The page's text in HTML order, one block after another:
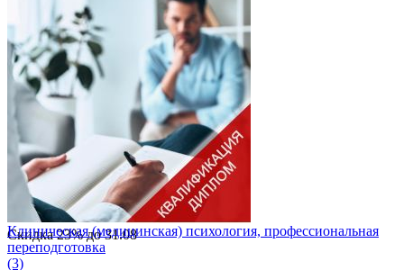
Скидка23%до31.08
Клиническая (медицинская) психология, профессиональная
переподготовка
(3)